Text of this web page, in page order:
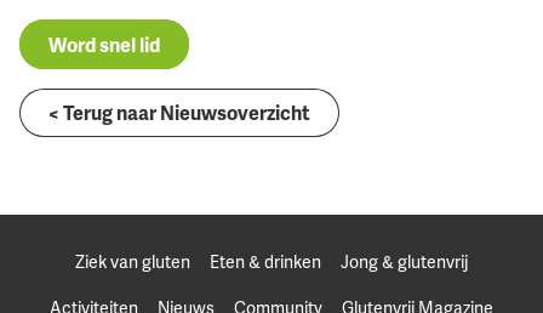
Word snel lid
< Terug naar Nieuwsoverzicht
Ziek van gluten Eten & drinken
Jong & glutenvrij
Activiteiten
Nieuws Community
Glutenvrij Magazine